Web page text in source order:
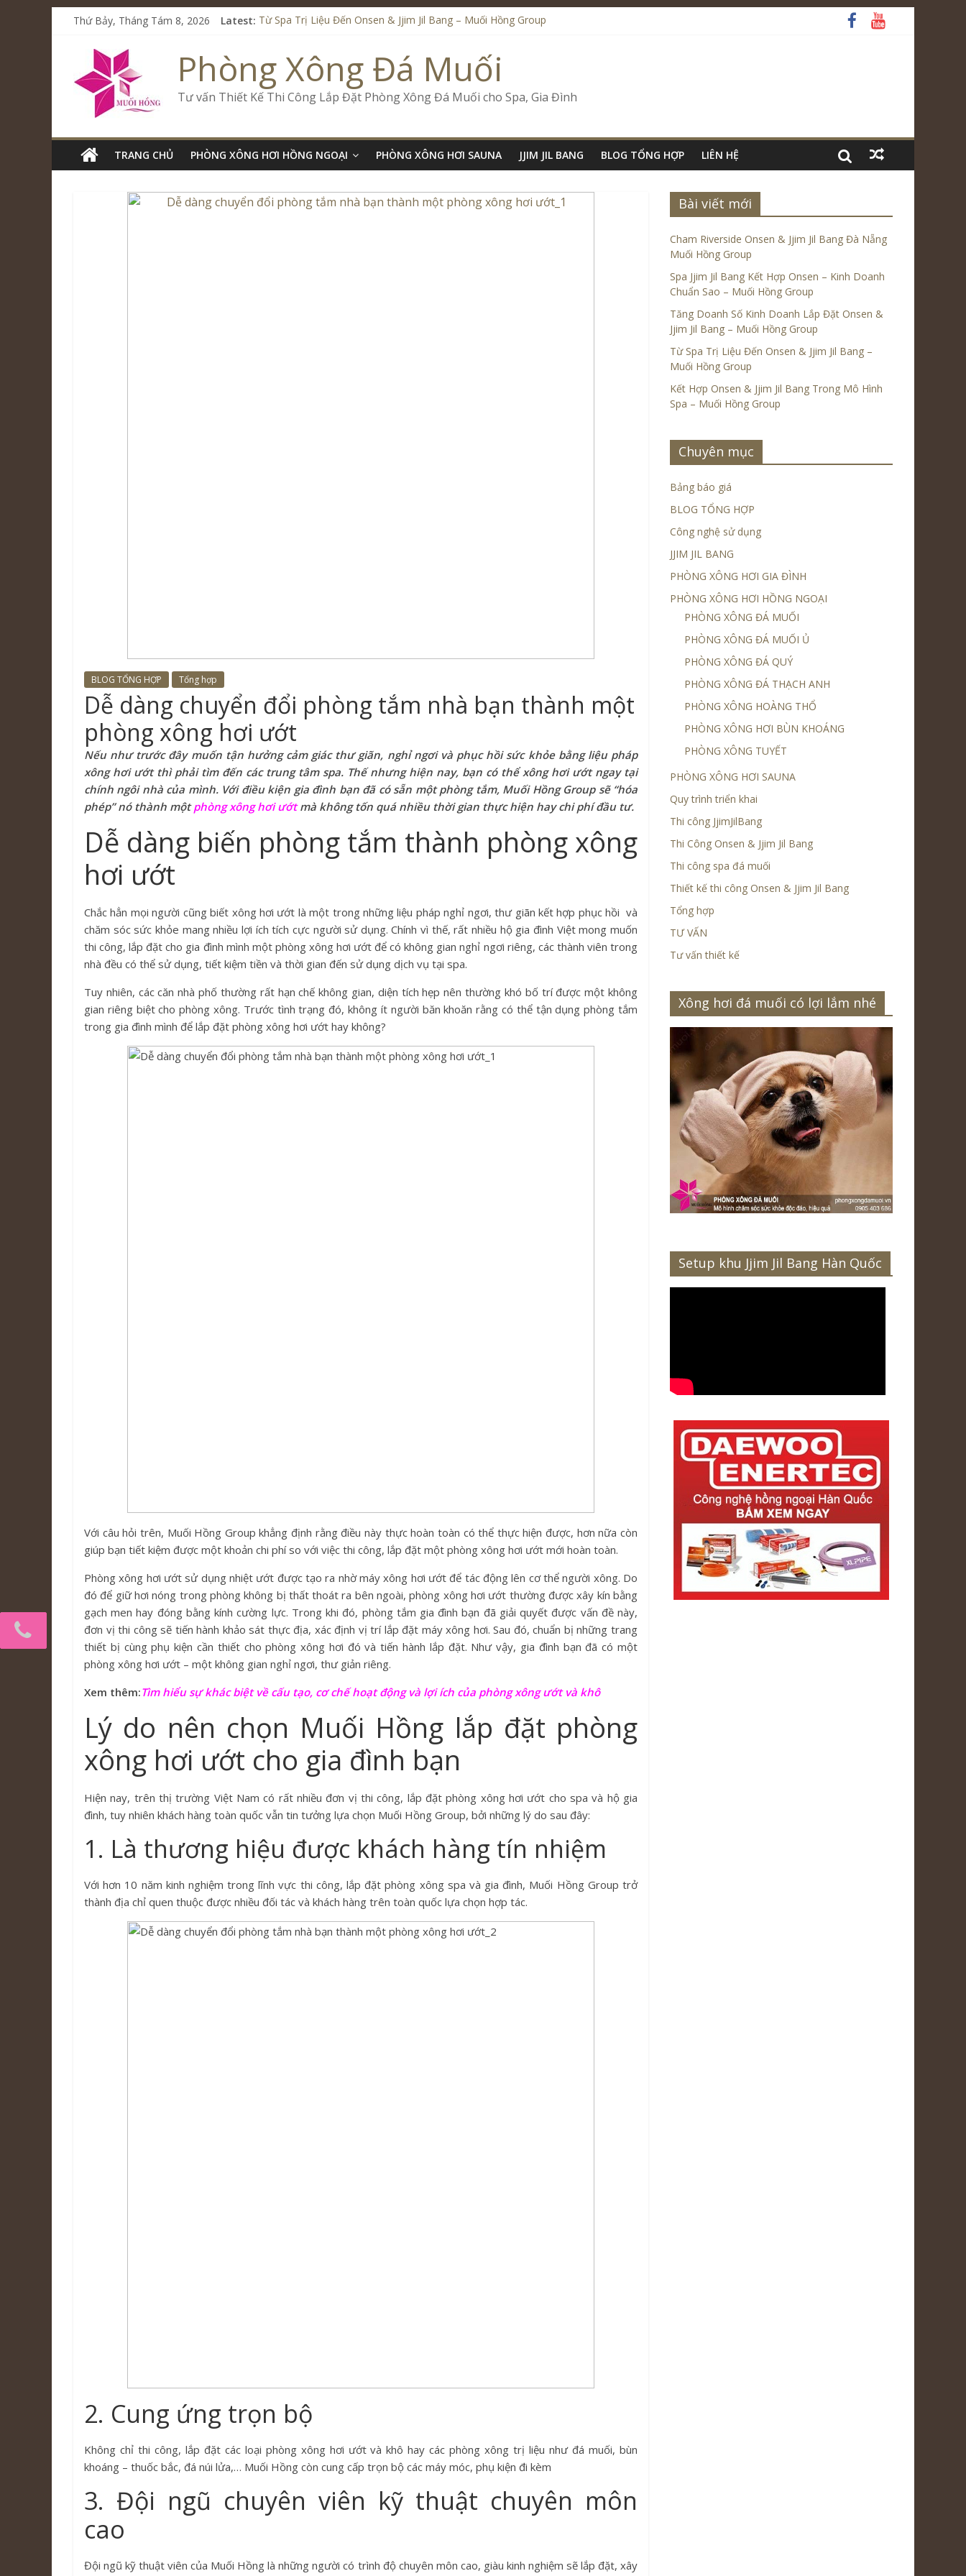
Thứ Bảy, Tháng Tám 8, 2026 Latest: Từ Spa Trị Liệu Đến Onsen & Jjim Jil Bang – Muối Hồng Group
Cham Riverside Onsen & Jjim Jil Bang Đà Nẵng Muối Hồng Group
Spa Jjim Jil Bang Kết Hợp Onsen – Kinh Doanh Chuẩn Sao – Muối Hồng Group
Tăng Doanh Số Kinh Doanh Lắp Đặt Onsen & Jjim Jil Bang – Muối Hồng Group
Phòng Xông Đá Muối
Tư vấn Thiết Kế Thi Công Lắp Đặt Phòng Xông Đá Muối cho Spa, Gia Đình
TRANG CHỦ PHÒNG XÔNG HƠI HỒNG NGOẠI PHÒNG XÔNG HƠI SAUNA JJIM JIL BANG BLOG TỔNG HỢP LIÊN HỆ
BLOG TỔNG HỢP Tổng hợp
Dễ dàng chuyển đổi phòng tắm nhà bạn thành một
phòng xông hơi ướt
Nếu như trước đây muốn tận hưởng cảm giác thư giãn, nghỉ ngơi và phục hồi sức khỏe bằng liệu pháp
xông hơi ướt thì phải tìm đến các trung tâm spa. Thế nhưng hiện nay, bạn có thể xông hơi ướt ngay tại
chính ngôi nhà của mình. Với điều kiện gia đình bạn đã có sẵn một phòng tắm, Muối Hồng Group sẽ “hóa
phép” nó thành mộtphòng xông hơi ướtmà không tốn quá nhiều thời gian thực hiện hay chi phí đầu tư.
Dễ dàng biến phòng tắm thành phòng xông
hơi ướt
Chắc hẳn mọi người cũng biết xông hơi ướt là một trong những liệu pháp nghỉ ngơi, thư giãn kết hợp phục hồi và
chăm sóc sức khỏe mang nhiều lợi ích tích cực người sử dụng. Chính vì thế, rất nhiều hộ gia đình Việt mong muốn
thi công, lắp đặt cho gia đình mình một phòng xông hơi ướt để có không gian nghỉ ngơi riêng, các thành viên trong
nhà đều có thể sử dụng, tiết kiệm tiền và thời gian đến sử dụng dịch vụ tại spa.
Tuy nhiên, các căn nhà phố thường rất hạn chế không gian, diện tích hẹp nên thường khó bố trí được một không
gian riêng biệt cho phòng xông. Trước tình trạng đó, không ít người băn khoăn rằng có thể tận dụng phòng tắm
trong gia đình mình để lắp đặt phòng xông hơi ướt hay không?
Với câu hỏi trên, Muối Hồng Group khẳng định rằng điều này thực hoàn toàn có thể thực hiện được, hơn nữa còn
giúp bạn tiết kiệm được một khoản chi phí so với việc thi công, lắp đặt một phòng xông hơi ướt mới hoàn toàn.
Phòng xông hơi ướt sử dụng nhiệt ướt được tạo ra nhờ máy xông hơi ướt để tác động lên cơ thể người xông. Do
đó để giữ hơi nóng trong phòng không bị thất thoát ra bên ngoài, phòng xông hơi ướt thường được xây kín bằng
gạch men hay đóng bằng kính cường lực. Trong khi đó, phòng tắm gia đình bạn đã giải quyết được vấn đề này,
đơn vị thi công sẽ tiến hành khảo sát thực địa, xác định vị trí lắp đặt máy xông hơi. Sau đó, chuẩn bị những trang
thiết bị cùng phụ kiện cần thiết cho phòng xông hơi đó và tiến hành lắp đặt. Như vậy, gia đình bạn đã có một
phòng xông hơi ướt – một không gian nghỉ ngơi, thư giản riêng.
Xem thêm:Tìm hiểu sự khác biệt về cấu tạo, cơ chế hoạt động và lợi ích của phòng xông ướt và khô
Lý do nên chọn Muối Hồng lắp đặt phòng
xông hơi ướt cho gia đình bạn
Hiện nay, trên thị trường Việt Nam có rất nhiều đơn vị thi công, lắp đặt phòng xông hơi ướt cho spa và hộ gia
đình, tuy nhiên khách hàng toàn quốc vẫn tin tưởng lựa chọn Muối Hồng Group, bởi những lý do sau đây:
1. Là thương hiệu được khách hàng tín nhiệm
Với hơn 10 năm kinh nghiệm trong lĩnh vực thi công, lắp đặt phòng xông spa và gia đình, Muối Hồng Group trở
thành địa chỉ quen thuộc được nhiều đối tác và khách hàng trên toàn quốc lựa chọn hợp tác.
2. Cung ứng trọn bộ
Không chỉ thi công, lắp đặt các loại phòng xông hơi ướt và khô hay các phòng xông trị liệu như đá muối, bùn
khoáng – thuốc bắc, đá núi lửa,… Muối Hồng còn cung cấp trọn bộ các máy móc, phụ kiện đi kèm
3. Đội ngũ chuyên viên kỹ thuật chuyên môn
cao
Đội ngũ kỹ thuật viên của Muối Hồng là những người có trình độ chuyên môn cao, giàu kinh nghiệm sẽ lắp đặt, xây
Bài viết mới
Cham Riverside Onsen & Jjim Jil Bang Đà Nẵng
Muối Hồng Group
Spa Jjim Jil Bang Kết Hợp Onsen – Kinh Doanh
Chuẩn Sao – Muối Hồng Group
Tăng Doanh Số Kinh Doanh Lắp Đặt Onsen &
Jjim Jil Bang – Muối Hồng Group
Từ Spa Trị Liệu Đến Onsen & Jjim Jil Bang –
Muối Hồng Group
Kết Hợp Onsen & Jjim Jil Bang Trong Mô Hình
Spa – Muối Hồng Group
Chuyên mục
Bảng báo giá
BLOG TỔNG HỢP
Công nghệ sử dụng
JJIM JIL BANG
PHÒNG XÔNG HƠI GIA ĐÌNH
PHÒNG XÔNG HƠI HỒNG NGOẠI
PHÒNG XÔNG ĐÁ MUỐI
PHÒNG XÔNG ĐÁ MUỐI Ủ
PHÒNG XÔNG ĐÁ QUÝ
PHÒNG XÔNG ĐÁ THẠCH ANH
PHÒNG XÔNG HOÀNG THỔ
PHÒNG XÔNG HƠI BÙN KHOÁNG
PHÒNG XÔNG TUYẾT
PHÒNG XÔNG HƠI SAUNA
Quy trình triển khai
Thi công JjimJilBang
Thi Công Onsen & Jjim Jil Bang
Thi công spa đá muối
Thiết kế thi công Onsen & Jjim Jil Bang
Tổng hợp
TƯ VẤN
Tư vấn thiết kế
Xông hơi đá muối có lợi lắm nhé
Setup khu Jjim Jil Bang Hàn Quốc